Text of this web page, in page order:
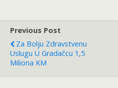
Previous Post
Za Bolju Zdravstvenu
Uslugu U Gradačcu 1,5
Miliona KM